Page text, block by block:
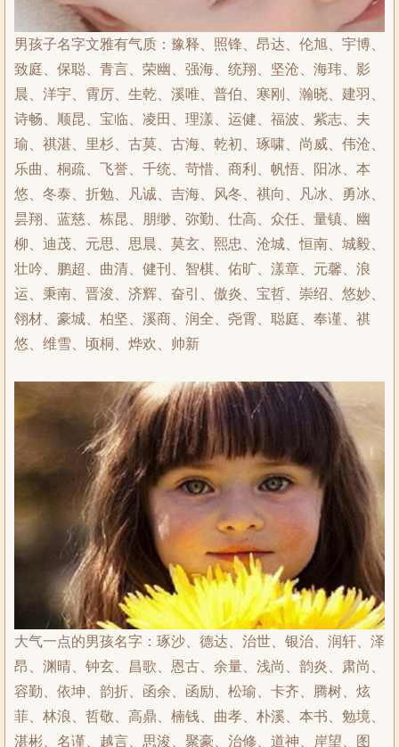
男孩子名字文雅有气质：豫释、照锋、昂达、伦旭、宇博、
致庭、保聪、青言、荣幽、强海、统翔、坚沧、海玮、影
晨、洋宇、霄厉、生乾、溪唯、普伯、寒刚、瀚晓、建羽、
诗畅、顺昆、宝临、凌田、理漾、运健、福波、紫志、夫
瑜、祺湛、里杉、古莫、古海、乾初、琢啸、尚威、伟沧、
乐曲、桐疏、飞誉、千统、苛惜、商利、帆悟、阳冰、本
悠、冬泰、折勉、凡诚、吉海、风冬、祺向、凡冰、勇冰、
昙翔、蓝慈、栋昆、朋缈、弥勤、仕高、众任、量镇、幽
柳、迪茂、元思、思晨、莫玄、熙忠、沧城、恒南、城毅、
壮吟、鹏超、曲清、健刊、智棋、佑旷、漾章、元馨、浪
运、秉南、晋浚、济辉、奋引、傲炎、宝哲、崇绍、悠妙、
翎材、豪城、柏坚、溪商、润全、尧霄、聪庭、奉谨、祺
悠、维雪、顷桐、烨欢、帅新
大气一点的男孩名字：琢沙、德达、治世、银治、润轩、泽
昂、渊晴、钟玄、昌歌、恩古、余量、浅尚、韵炎、肃尚、
容勤、依坤、韵折、函余、函励、松瑜、卡齐、腾树、炫
菲、林浪、哲敬、高鼎、楠钱、曲孝、朴溪、本书、勉境、
湛彬、名谨、越言、思浚、聚豪、治修、道神、岸望、图